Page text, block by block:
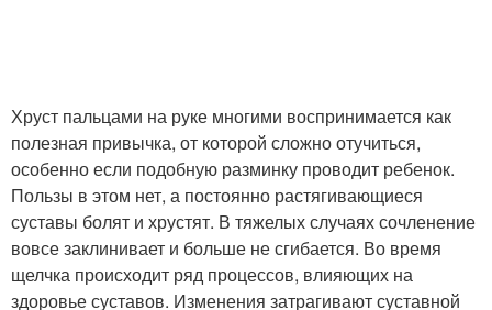
Хруст пальцами на руке многими воспринимается как
полезная привычка, от которой сложно отучиться,
особенно если подобную разминку проводит ребенок.
Пользы в этом нет, а постоянно растягивающиеся
суставы болят и хрустят. В тяжелых случаях сочленение
вовсе заклинивает и больше не сгибается. Во время
щелчка происходит ряд процессов, влияющих на
здоровье суставов. Изменения затрагивают суставной